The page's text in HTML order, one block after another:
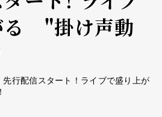
る "掛け声動
行配信スタート！ライブで盛り上が